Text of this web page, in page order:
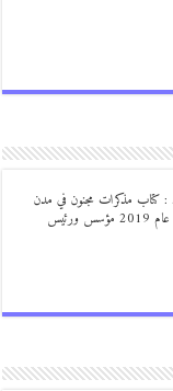
مذكرات مجنون في مدن
مجنونة عام 2018 كتاب كلمات مبتورة عام 2019 مؤسس ورئيس